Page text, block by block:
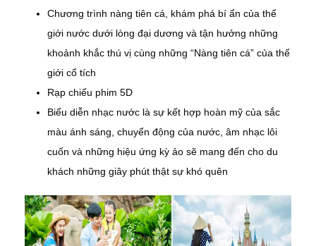
Chương trình nàng tiên cá, khám phá bí ẩn của thế
giới nước dưới lòng đại dương và tận hưởng những
khoảnh khắc thú vị cùng những “Nàng tiên cá” của thế
giới cổ tích
Rạp chiếu phim 5D
Biểu diễn nhạc nước là sự kết hợp hoàn mỹ của sắc
màu ánh sáng, chuyển động của nước, âm nhạc lôi
cuốn và những hiệu ứng kỳ ảo sẽ mang đến cho du
khách những giây phút thật sự khó quên